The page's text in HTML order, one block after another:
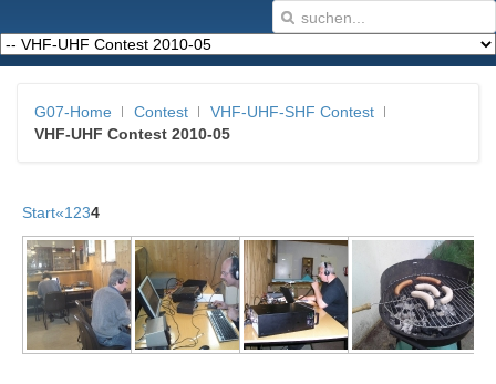
G07-Home Contest
VHF-UHF-SHF Contest
VHF-UHF Contest 2010-05
Start«1 234